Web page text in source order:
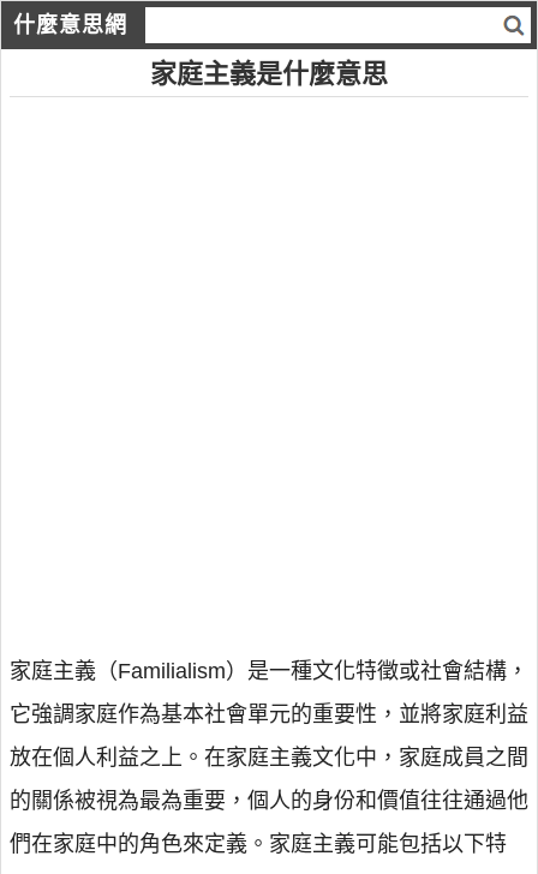
什麼意思網
家庭主義是什麼意思
家庭主義（Familialism）是一種文化特徵或社會結構，
它強調家庭作為基本社會單元的重要性，並將家庭利益
放在個人利益之上。在家庭主義文化中，家庭成員之間
的關係被視為最為重要，個人的身份和價值往往通過他
們在家庭中的角色來定義。家庭主義可能包括以下特